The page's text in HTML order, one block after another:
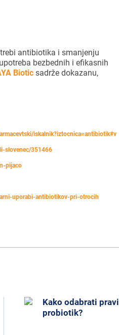
antibiotika i smanjenju
bezbednih i efikasnih
Bioticsadrže dokazanu,
iskalnik?iztocnica=antibiotik#v
slovenec/351466
pijaco
uporabi-antibiotikov-pri-otrocih
Kako odabrati pravi
probiotik?